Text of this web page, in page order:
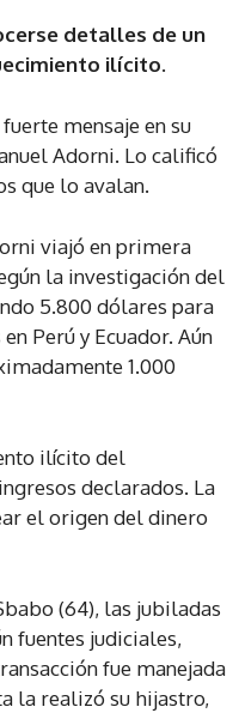
detalles de un
ilícito.
mensaje en su
Adorni. Lo calificó
que lo avalan.
viajó en primera
la investigación del
5.800 dólares para
Perú y Ecuador. Aún
1.000
ilícito del
declarados. La
el origen del dinero
(64), las jubiladas
fuentes judiciales,
fue manejada
la realizó su hijastro,